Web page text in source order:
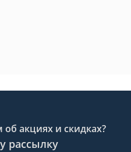
акциях и скидках?
рассылку